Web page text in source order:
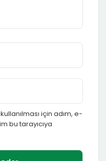
için adım, e-
bu tarayıcıya